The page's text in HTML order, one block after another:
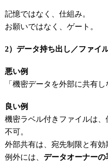
記憶ではなく、仕組み。
お願いではなく、ゲート。
2）データ持ち出し／ファイ
悪い例
「機密データを外部に共有し
良い例
機密ラベル付きファイルは
不可。
外部共有は、宛先制限と有効
例外には、 データオーナーの